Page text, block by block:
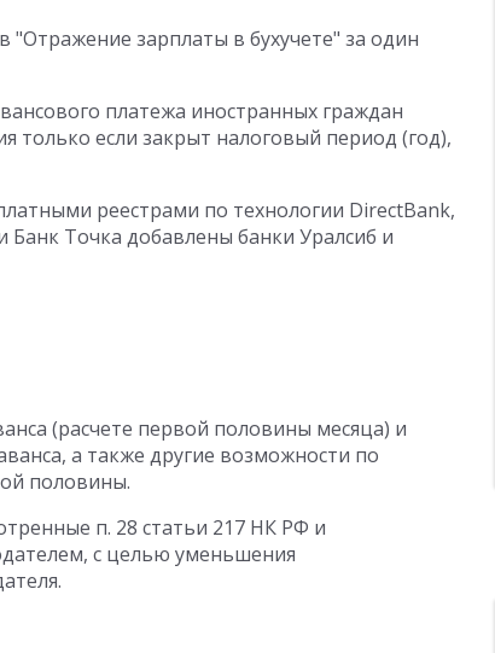
зарплаты в бухучете" за один
платежа иностранных граждан
только если закрыт налоговый период (год),
реестрами по технологии DirectBank,
Точка добавлены банки Уралсиб и
(расчете первой половины месяца) и
а также другие возможности по
половины.
п. 28 статьи 217 НК РФ и
с целью уменьшения